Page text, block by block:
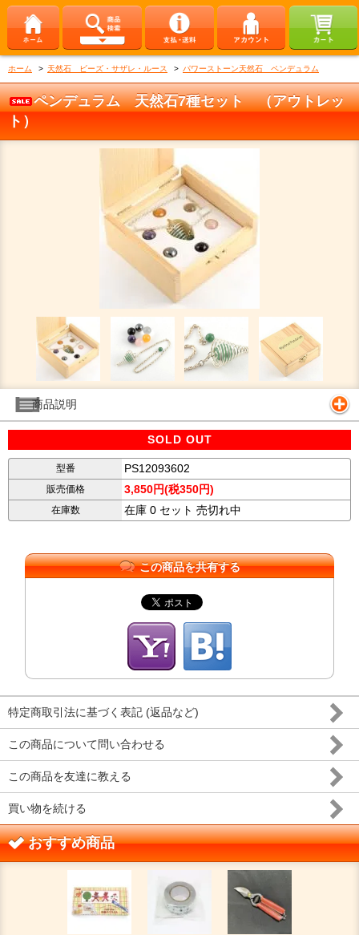
ホーム > 天然石 ビーズ・サザレ・ルース > パワーストーン天然石 ペンデュラム
ペンデュラム 天然石7種セット （アウトレッ
ト）
商品説明
SOLD OUT
型番 PS12093602
販売価格 3,850円(税350円)
在庫数 在庫 0 セット 売切れ中
この商品を共有する
特定商取引法に基づく表記 (返品など)
この商品について問い合わせる
この商品を友達に教える
買い物を続ける
おすすめ商品